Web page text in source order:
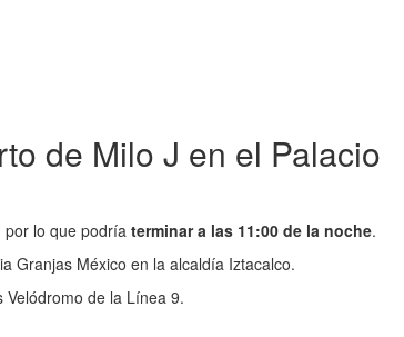
de Milo J en el Palacio
por lo que podría terminar a las 11:00 de la noche.
Granjas México en la alcaldía Iztacalco.
de la Línea 9.